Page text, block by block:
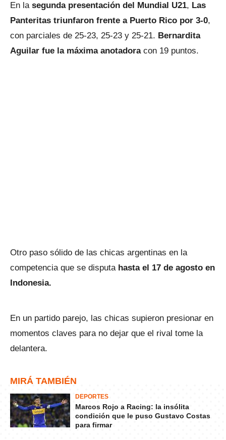
En la segunda presentación del Mundial U21, Las
Panteritas triunfaron frente a Puerto Rico por 3-0,
con parciales de 25-23, 25-23 y 25-21. Bernardita
Aguilar fue la máxima anotadoracon 19 puntos.
Otro paso sólido de las chicas argentinas en la
competencia que se disputa hasta el 17 de agosto en
Indonesia.
En un partido parejo, las chicas supieron presionar en
momentos claves para no dejar que el rival tome la
delantera.
MIRÁ TAMBIÉN
DEPORTES
Marcos Rojo a Racing: la insólita
condición que le puso Gustavo Costas
para firmar